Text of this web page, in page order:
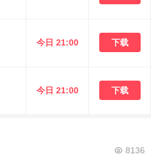
今日 21:00 下载
今日 21:00 下载
8136